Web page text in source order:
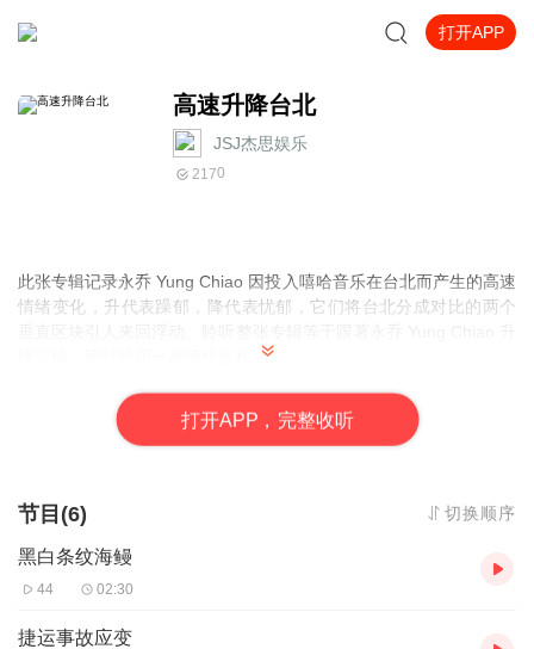
打开APP
高速升降台北
JSJ杰思娱乐
2170
此张专辑记录永乔 Yung Chiao 因投入嘻哈音乐在台北而产生的高速
情绪变化，升代表躁郁，降代表忧郁，它们将台北分成对比的两个
降穿梭，同时经历一趟情绪旅程。
嘻哈声响，去和已根植发展数年的台北陷阱文化对话，在其基础上
发展自己的诠释。
理上的韧性而更加认同自己生活的环境，增加自身生命的能量。
打开APP，完整收听
节目(6) 切换顺序
黑白条纹海鳗
44 02:30
捷运事故应变